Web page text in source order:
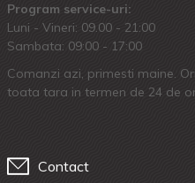
Program service-uri:
Luni - Vineri: 09.00 - 21:00
Sambata: 09:00 - 17:00
Comanzi azi, primesti maine.
toata tara in termen de 24 de
Contact